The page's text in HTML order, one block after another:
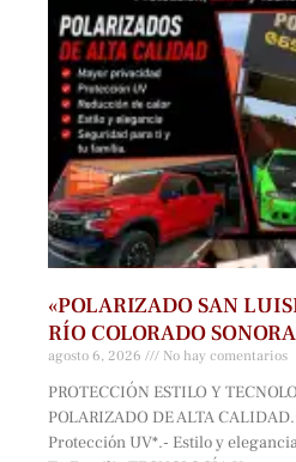
«POLARIZADO SAN
RÍO COLORADO
agosto 6, 2026 No hay comentarios
PROTECCIÓN ESTILO Y
POLARIZADO DE ALTA
Protección UV*.- Estilo y